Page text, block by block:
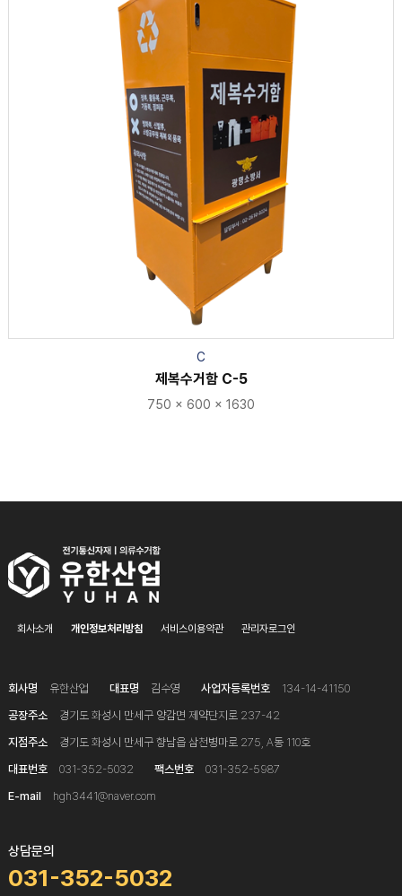
C
제복수거함 C-5
750 x 600 x 1630
회사소개 개인정보처리방침 서비스이용약관 관리자로그인
회사명 유한산업 대표명 김수영 사업자등록번호
134-14-41150
공장주소
경기도 화성시 만세구 양감면 제약단지로 237-42
지점주소
경기도 화성시 만세구 향남읍 삼천병마로 275, A동 110호
대표번호
031-352-5032 팩스번호
031-352-5987
E-mail
hgh3441@naver.com
상담문의
031-352-5032